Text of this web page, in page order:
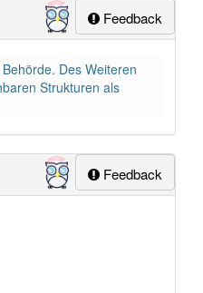
Artikeldie: 0
Feedback
Des Weiteren
Strukturen als
Feedback